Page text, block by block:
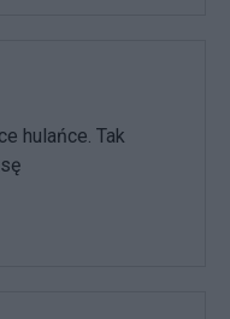
hulańce. Tak